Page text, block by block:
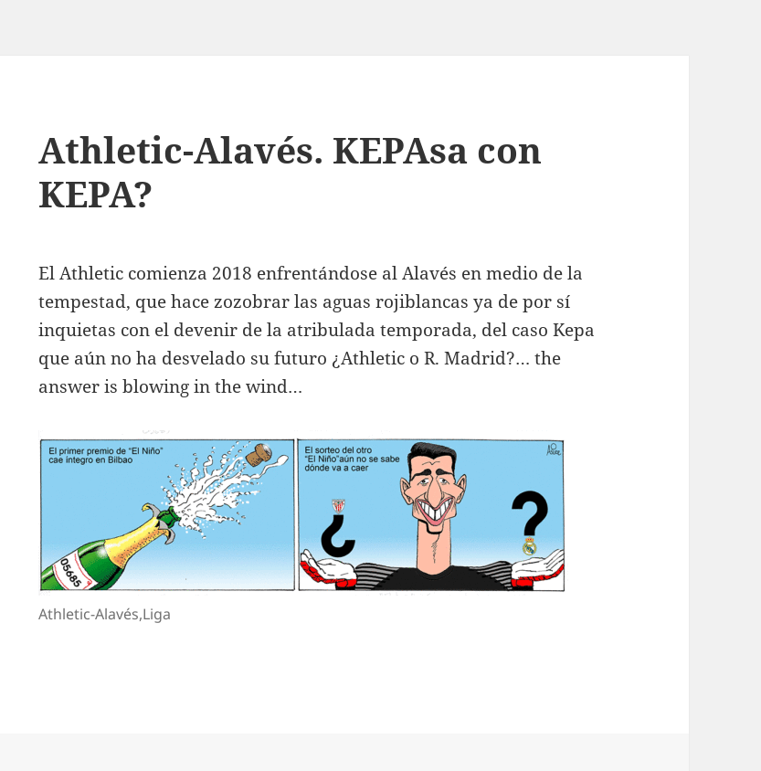
Athletic-Alavés. KEPAsa con
KEPA?
El Athletic comienza 2018 enfrentándose al Alavés en medio de la
tempestad, que hace zozobrar las aguas rojiblancas ya de por sí
inquietas con el devenir de la atribulada temporada, del caso Kepa
que aún no ha desvelado su futuro ¿Athletic o R. Madrid?… the
answer is blowing in the wind…
Athletic-Alavés,Liga